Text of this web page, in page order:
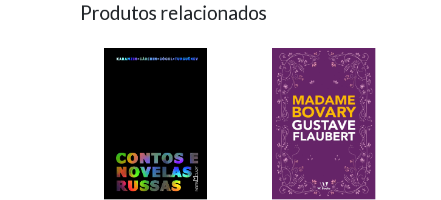
Produtos relacionados